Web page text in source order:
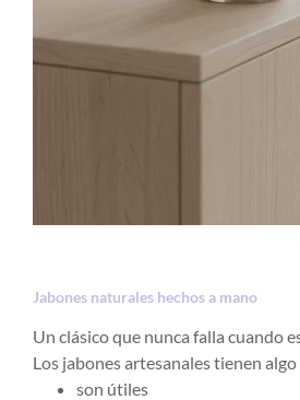
Jabones naturales hechos a mano
Un clásico que nunca falla cuando
Los jabones artesanales tienen algo
son útiles